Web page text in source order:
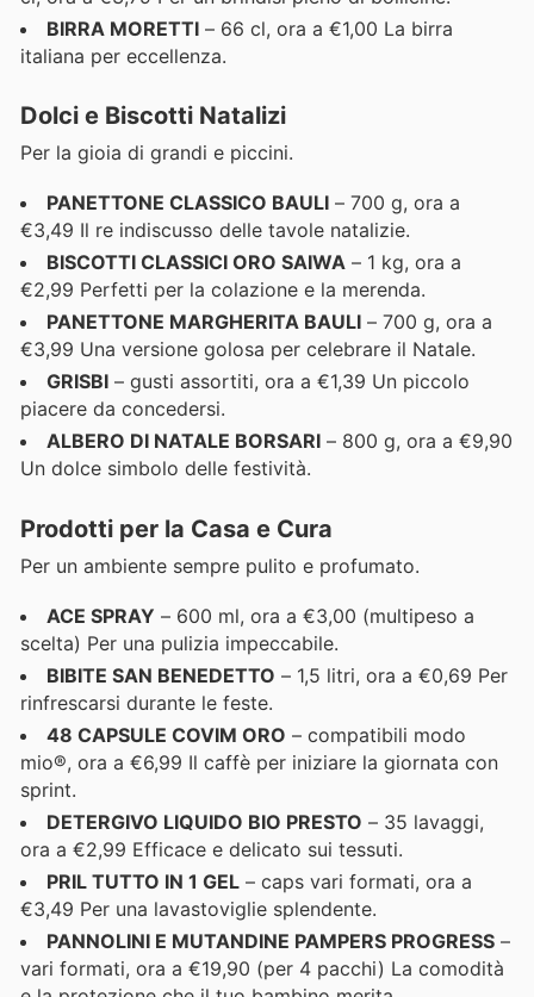
BIRRA MORETTI – 66 cl, ora a €1,00 La birra
italiana per eccellenza.
Dolci e Biscotti Natalizi
Per la gioia di grandi e piccini.
PANETTONE CLASSICO BAULI – 700 g, ora a
€3,49 Il re indiscusso delle tavole natalizie.
BISCOTTI CLASSICI ORO SAIWA – 1 kg, ora a
€2,99 Perfetti per la colazione e la merenda.
PANETTONE MARGHERITA BAULI – 700 g, ora a
€3,99 Una versione golosa per celebrare il Natale.
GRISBI – gusti assortiti, ora a €1,39 Un piccolo
piacere da concedersi.
ALBERO DI NATALE BORSARI – 800 g, ora a €9,90
Un dolce simbolo delle festività.
Prodotti per la Casa e Cura
Per un ambiente sempre pulito e profumato.
ACE SPRAY – 600 ml, ora a €3,00 (multipeso a
scelta) Per una pulizia impeccabile.
BIBITE SAN BENEDETTO – 1,5 litri, ora a €0,69 Per
rinfrescarsi durante le feste.
48 CAPSULE COVIM ORO – compatibili modo
mio®, ora a €6,99 Il caffè per iniziare la giornata con
sprint.
DETERGIVO LIQUIDO BIO PRESTO – 35 lavaggi,
ora a €2,99 Efficace e delicato sui tessuti.
PRIL TUTTO IN 1 GEL – caps vari formati, ora a
€3,49 Per una lavastoviglie splendente.
PANNOLINI E MUTANDINE PAMPERS PROGRESS –
vari formati, ora a €19,90 (per 4 pacchi) La comodità